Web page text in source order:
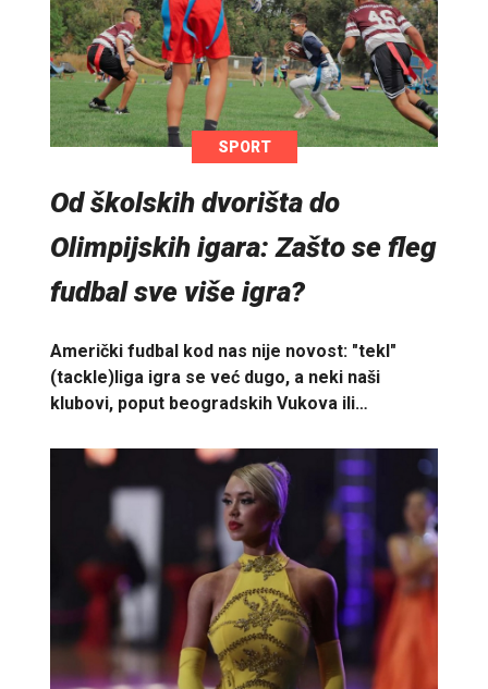
SPORT
Od školskih dvorišta do
Olimpijskih igara: Zašto se fleg
fudbal sve više igra?
Američki fudbal kod nas nije novost: "tekl"
(tackle)liga igra se već dugo, a neki naši
klubovi, poput beogradskih Vukova ili…